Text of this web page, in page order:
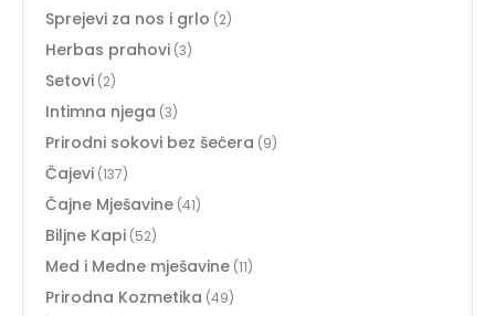
Sprejevi za nos i grlo (2)
Herbas prahovi (3)
Setovi (2)
Intimna njega (3)
Prirodni sokovi bez šećera (9)
Čajevi (137)
Čajne Mješavine (41)
Biljne Kapi (52)
Med i Medne mješavine (11)
Prirodna Kozmetika (49)